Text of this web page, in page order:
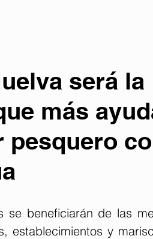
será la
más
pesquero
se beneficiarán de las
establecimientos y